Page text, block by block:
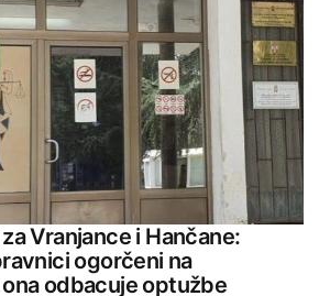
Vranjance i Hančane:
ogorčeni na
odbacuje optužbe